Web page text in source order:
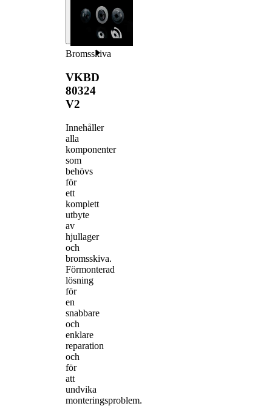
Bromsskiva
VKBD
80324
V2
Innehåller
alla
komponenter
som
behövs
för
ett
komplett
utbyte
av
hjullager
och
bromsskiva.
Förmonterad
lösning
för
en
snabbare
och
enklare
reparation
och
för
att
undvika
monteringsproblem.